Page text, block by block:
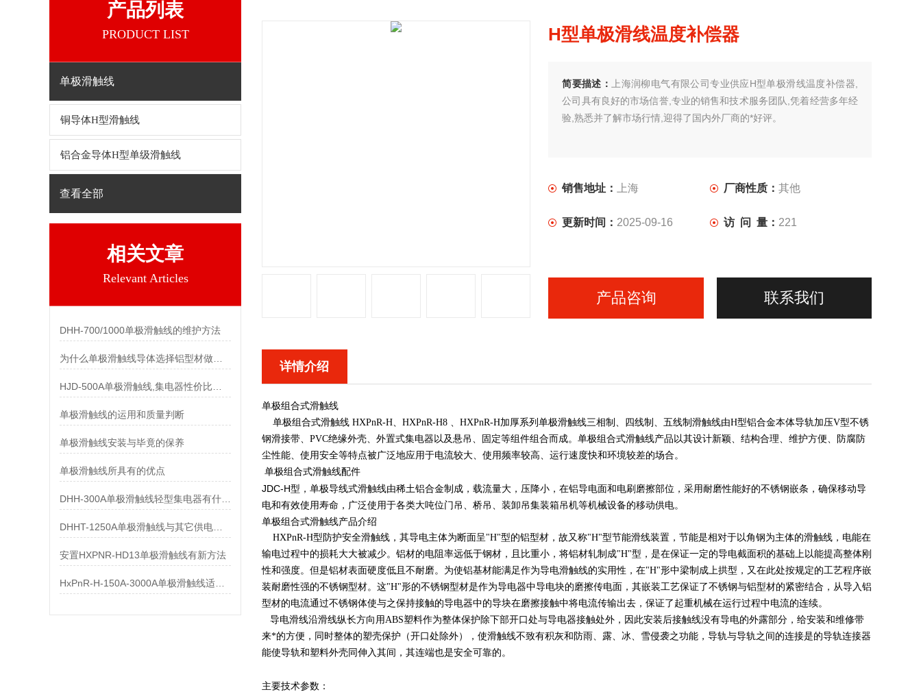
产品列表
PRODUCT LIST
单极滑触线
铜导体H型滑触线
铝合金导体H型单级滑触线
查看全部
相关文章
Relevant Articles
DHH-700/1000单极滑触线的维护方法
为什么单极滑触线导体选择铝型材做而不是纯铝做
单极滑触线的运用和质量判断
单极滑触线安装与毕竟的保养
单极滑触线所具有的优点
DHH-300A单极滑触线轻型集电器有什么样的要求
DHHT-1250A单极滑触线与其它供电系统的比较
安置HXPNR-HD13单极滑触线有新方法
HxPnR-H-150A-3000A单极滑触线适用条件都有哪些
H型单极滑线温度补偿器
简要描述：
上海润柳电气有限公司专业供应H型单极滑线温度补偿器,
公司具有良好的市场信誉,专业的销售和技术服务团队,凭着经营多年经
验,熟悉并了解市场行情,迎得了国内外厂商的*好评。
销售地址： 上海 厂商性质：其他
更新时间： 2025-09-16 访 问 量： 221
产品咨询 联系我们
详情介绍
单极组合式滑触线
单极组合式滑触线 HXPnR-H、HXPnR-H8 、HXPnR-H加厚系列单极滑触线三相制、四线制、五线制滑触线由H型铝合金本体导轨加压V型不锈
钢滑接带、PVC绝缘外壳、外置式集电器以及悬吊、固定等组件组合而成。单极组合式滑触线产品以其设计新颖、结构合理、维护方便、防腐防
尘性能、使用安全等特点被广泛地应用于电流较大、使用频率较高、运行速度快和环境较差的场合。
单极组合式滑触线配件
JDC-H型，单极导线式滑触线由稀土铝合金制成，载流量大，压降小，在铝导电面和电刷磨擦部位，采用耐磨性能好的不锈钢嵌条，确保移动导
电和有效使用寿命，广泛使用于各类大吨位门吊、桥吊、装卸吊集装箱吊机等机械设备的移动供电。
单极组合式滑触线产品介绍
HXPnR-H型防护安全滑触线，其导电主体为断面呈"H"型的铝型材，故又称"H"型节能滑线装置，节能是相对于以角钢为主体的滑触线，电能在
输电过程中的损耗大大被减少。铝材的电阻率远低于钢材，且比重小，将铝材轧制成"H"型，是在保证一定的导电截面积的基础上以能提高整体刚
性和强度。但是铝材表面硬度低且不耐磨。为使铝基材能满足作为导电滑触线的实用性，在"H"形中梁制成上拱型，又在此处按规定的工艺程序嵌
装耐磨性强的不锈钢型材。这"H"形的不锈钢型材是作为导电器中导电块的磨擦传电面，其嵌装工艺保证了不锈钢与铝型材的紧密结合，从导入铝
型材的电流通过不锈钢体使与之保持接触的导电器中的导块在磨擦接触中将电流传输出去，保证了起重机械在运行过程中电流的连续。
导电滑线沿滑线纵长方向用ABS塑料作为整体保护除下部开口处与导电器接触处外，因此安装后接触线没有导电的外露部分，给安装和维修带
来*的方便，同时整体的塑壳保护（开口处除外），使滑触线不致有积灰和防雨、露、冰、雪侵袭之功能，导轨与导轨之间的连接是的导轨连接器
能使导轨和塑料外壳同伸入其间，其连端也是安全可靠的。
主要技术参数：